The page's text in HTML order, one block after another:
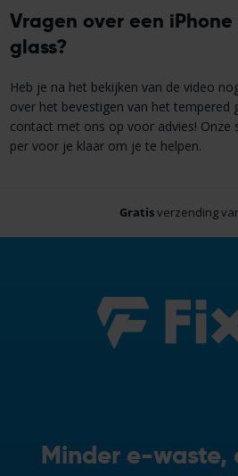
Vragen over een
glass?
Heb je na het bekijken van de video
over het bevestigen van het tempered
contact met ons op voor advies! Onze
per voor je klaar om je te helpen.
Gratisverzending
Minder e-waste,